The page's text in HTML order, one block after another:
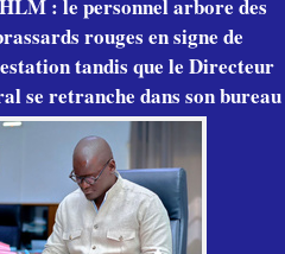
: le personnel arbore des
rouges en signe de
tandis que le Directeur
se retranche dans son bureau